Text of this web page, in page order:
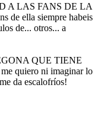
A LAS FANS DE LA
de ella siempre habeis
de... otros... a
QUE TIENE
quiero ni imaginar lo
da escalofríos!